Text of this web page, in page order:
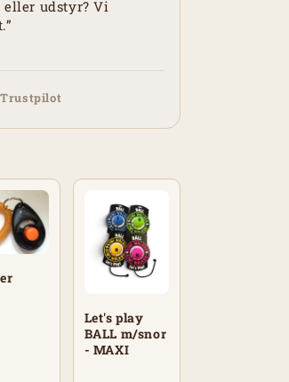
eller udstyr? Vi
Let's play
BALL m/snor
- MAXI